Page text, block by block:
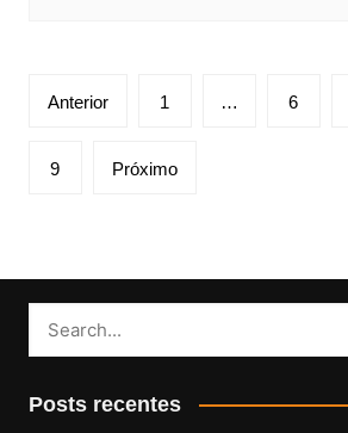
Paginação
posts
Anterior 1 … 6
9 Próximo
Posts recentes